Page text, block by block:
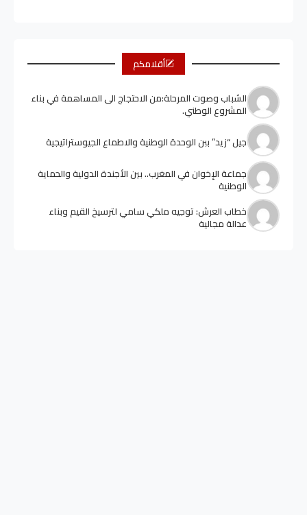
أقلامكم
الشباب وصوت المرحلة:من الاحتجاج الى المساهمة في بناء
المشروع الوطني.
جيل “زيد” ببن الوحدة الوطنية والاطماع الجيوستراتيجية
جماعة الإخوان في المغرب.. بين الأجندة الدولية والحماية
الوطنية
خطاب العرش: توجيه ملكي سامي لترسيخ القيم وبناء
عدالة مجالية